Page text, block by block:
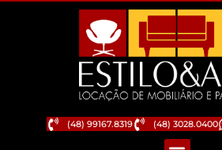
(48) 99167.8319 (48) 3028.0400